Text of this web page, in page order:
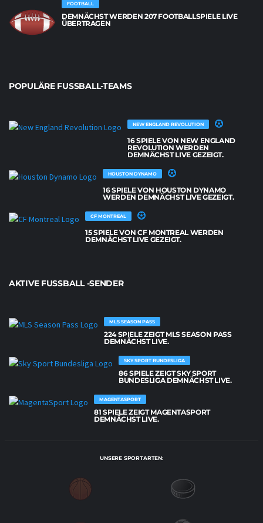
FOOTBALL
DEMNÄCHST WERDEN 207 FOOTBALLSPIELE LIVE
ÜBERTRAGEN
POPULÄRE FUSSBALL-TEAMS
NEW ENGLAND REVOLUTION
16 SPIELE VON NEW ENGLAND
REVOLUTION WERDEN
DEMNÄCHST LIVE GEZEIGT.
HOUSTON DYNAMO
16 SPIELE VON HOUSTON DYNAMO
WERDEN DEMNÄCHST LIVE GEZEIGT.
CF MONTREAL
15 SPIELE VON CF MONTREAL WERDEN
DEMNÄCHST LIVE GEZEIGT.
AKTIVE FUSSBALL -SENDER
MLS SEASON PASS
224 SPIELE ZEIGT MLS SEASON PASS
DEMNÄCHST LIVE.
SKY SPORT BUNDESLIGA
86 SPIELE ZEIGT SKY SPORT
BUNDESLIGA DEMNÄCHST LIVE.
MAGENTASPORT
81 SPIELE ZEIGT MAGENTASPORT
DEMNÄCHST LIVE.
UNSERE SPORTARTEN: